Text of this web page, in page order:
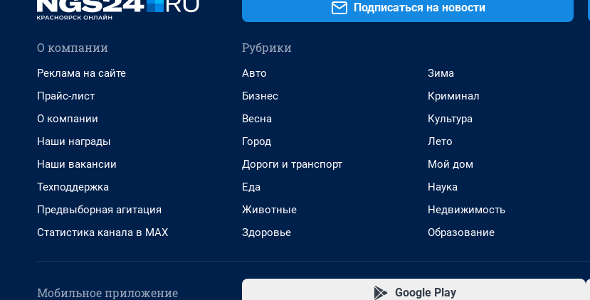
Подписаться на новости
О компании
Реклама на сайте
Прайс-лист
О компании
Наши награды
Наши вакансии
Техподдержка
Предвыборная агитация
Статистика канала в MAX
Рубрики
Авто
Бизнес
Весна
Город
Дороги и транспорт
Еда
Животные
Здоровье
Зима
Криминал
Культура
Лето
Мой дом
Наука
Недвижимость
Образование
Мобильное приложение Google Play